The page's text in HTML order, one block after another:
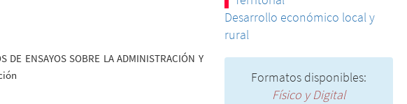
DE ENSAYOS SOBRE LA ADMINISTRACIÓN Y
Desarrollo económico local y
rural
Formatos disponibles:
Físico y Digital